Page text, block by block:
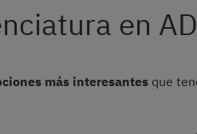
en
más interesantes que